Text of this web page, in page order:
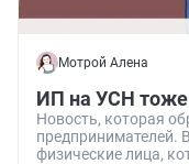
Мотрой Алена
ИП на УСН
Новость, которая
предпринимателей.
физические лица,